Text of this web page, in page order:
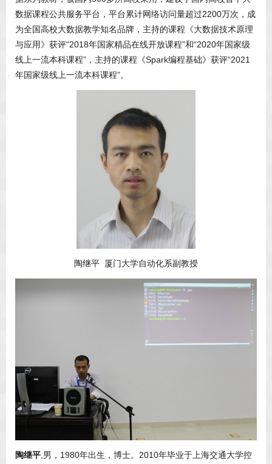
数据课程公共服务平台，平台累计网络访问量超过2200万次，成
为全国高校大数据教学知名品牌，主持的课程《大数据技术原理
与应用》获评“2018年国家精品在线开放课程”和“2020年国家级
线上一流本科课程”，主持的课程《Spark编程基础》获评“2021
年国家级线上一流本科课程”。
陶继平 厦门大学自动化系副教授
陶继平 ,男，1980年出生，博士。2010年毕业于上海交通大学控